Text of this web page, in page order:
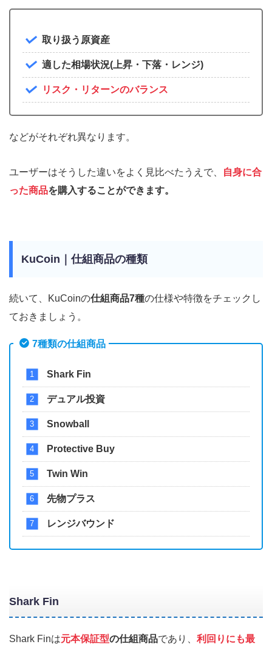
取り扱う原資産
適した相場状況(上昇・下落・レンジ)
リスク・リターンのバランス
などがそれぞれ異なります。
ユーザーはそうした違いをよく見比べたうえで、
自身に合
った商品を購入することができます。
KuCoin｜仕組商品の種類
続いて、KuCoinの仕組商品7種の仕様や特徴をチェックし
ておきましょう。
7種類の仕組商品
Shark Fin
デュアル投資
Snowball
Protective Buy
Twin Win
先物プラス
レンジバウンド
Shark Fin
Shark Finは元本保証型の仕組商品であり、 利回りにも最